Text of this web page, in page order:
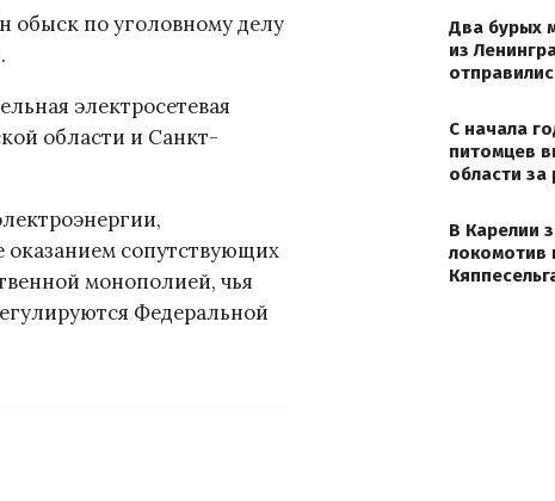
обыск по уголовному делу
электросетевая
области и Санкт-
оказанием сопутствующих
монополией, чья
Федеральной
Два бурых
из
С начала
питомцев
области за
В Карелии
локомотив